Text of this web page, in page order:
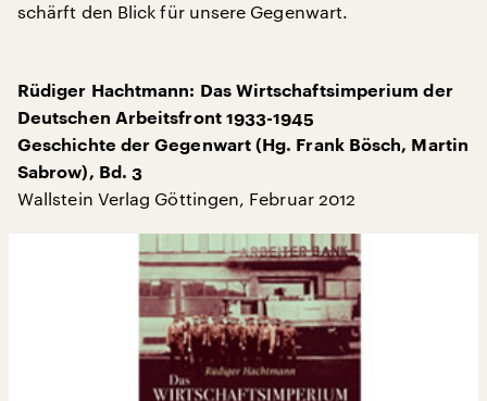
schärft den Blick für unsere Gegenwart.
Rüdiger Hachtmann: Das Wirtschaftsimperium der
Deutschen Arbeitsfront 1933-1945
Geschichte der Gegenwart (Hg. Frank Bösch, Martin
Sabrow), Bd. 3
Wallstein Verlag Göttingen, Februar 2012